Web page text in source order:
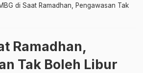
di Saat Ramadhan, Pengawasan Tak
Ramadhan,
Tak Boleh Libur